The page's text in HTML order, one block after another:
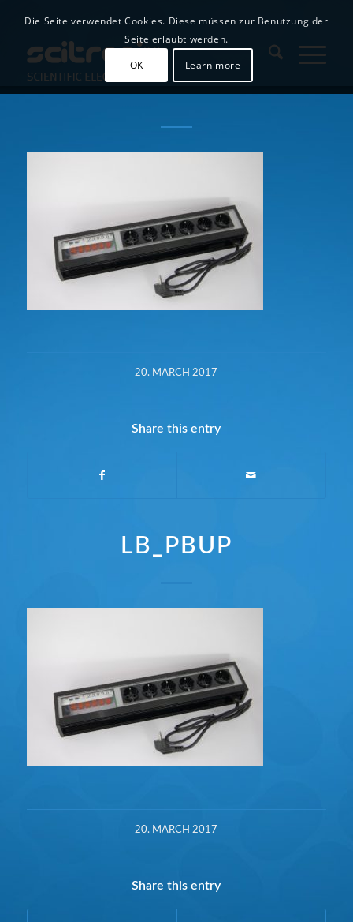
20. MARCH 2017
Share this entry
LB_PBUP
20. MARCH 2017
Share this entry
Die Seite verwendet Cookies. Diese müssen zur Benutzung der
Seite erlaubt werden.
OK
Learn more